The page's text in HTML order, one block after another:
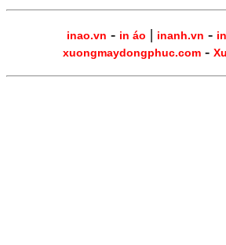
inao.vn - in áo | inanh.vn -
xuongmaydongphuc.com-